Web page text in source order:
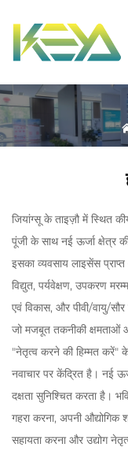
जियांग्सू के ताइज़ौ में स्थित
पूंजी के साथ नई ऊर्जा क्षेत्र
इसका व्यवसाय लाइसेंस
विद्युत, पर्यवेक्षण, उपकरण
एवं विकास, और पीवी/वायु/
जो मजबूत तकनीकी क्षमताओं
"नेतृत्व करने की हिम्मत करें"
नवाचार पर केंद्रित है। नई
दक्षता सुनिश्चित करता है।
गहरा करना, अपनी औद्योगिक
सहायता करना और उद्योग